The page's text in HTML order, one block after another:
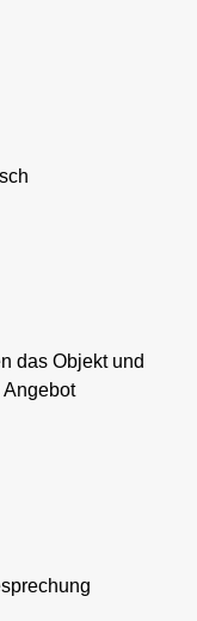
das Objekt und